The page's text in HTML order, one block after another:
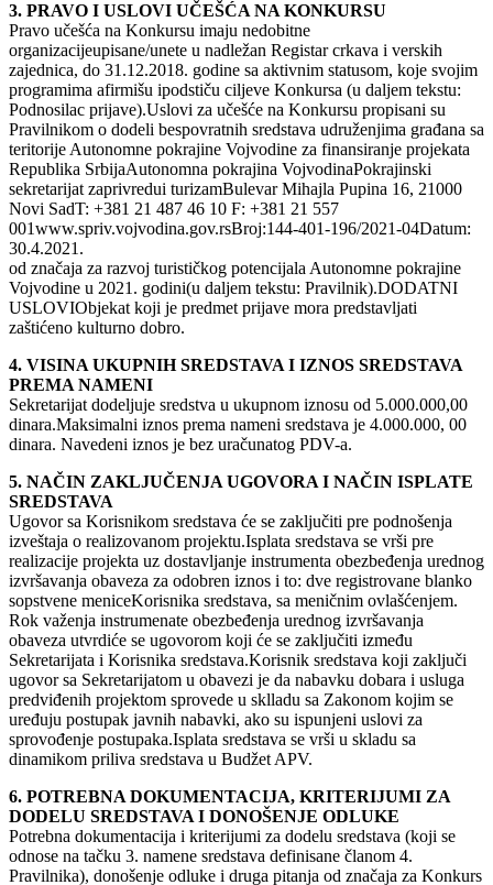
3. PRAVO I USLOVI UČEŠĆA NA KONKURSU
Pravo učešća na Konkursu imaju nedobitne
organizacijeupisane/unete u nadležan Registar crkava i verskih
zajednica, do 31.12.2018. godine sa aktivnim statusom, koje svojim
programima afirmišu ipodstiču ciljeve Konkursa (u daljem tekstu:
Podnosilac prijave).Uslovi za učešće na Konkursu propisani su
Pravilnikom o dodeli bespovratnih sredstava udruženjima građana sa
teritorije Autonomne pokrajine Vojvodine za finansiranje projekata
Republika SrbijaAutonomna pokrajina VojvodinaPokrajinski
sekretarijat zaprivredui turizamBulevar Mihajla Pupina 16, 21000
Novi SadT: +381 21 487 46 10 F: +381 21 557
001www.spriv.vojvodina.gov.rsBroj:144-401-196/2021-04Datum:
30.4.2021.
od značaja za razvoj turističkog potencijala Autonomne pokrajine
Vojvodine u 2021. godini(u daljem tekstu: Pravilnik).DODATNI
USLOVIObjekat koji je predmet prijave mora predstavljati
zaštićeno kulturno dobro.
4. VISINA UKUPNIH SREDSTAVA I IZNOS SREDSTAVA
PREMA NAMENI
Sekretarijat dodeljuje sredstva u ukupnom iznosu od 5.000.000,00
dinara.Maksimalni iznos prema nameni sredstava je 4.000.000, 00
dinara. Navedeni iznos je bez uračunatog PDV-a.
5. NAČIN ZAKLJUČENJA UGOVORA I NAČIN ISPLATE
SREDSTAVA
Ugovor sa Korisnikom sredstava će se zaključiti pre podnošenja
izveštaja o realizovanom projektu.Isplata sredstava se vrši pre
realizacije projekta uz dostavljanje instrumenta obezbeđenja urednog
izvršavanja obaveza za odobren iznos i to: dve registrovane blanko
sopstvene meniceKorisnika sredstava, sa meničnim ovlašćenjem.
Rok važenja instrumenate obezbeđenja urednog izvršavanja
obaveza utvrdiće se ugovorom koji će se zaključiti između
Sekretarijata i Korisnika sredstava.Korisnik sredstava koji zaključi
ugovor sa Sekretarijatom u obavezi je da nabavku dobara i usluga
predviđenih projektom sprovede u sklladu sa Zakonom kojim se
uređuju postupak javnih nabavki, ako su ispunjeni uslovi za
sprovođenje postupaka.Isplata sredstava se vrši u skladu sa
dinamikom priliva sredstava u Budžet APV.
6. POTREBNA DOKUMENTACIJA, KRITERIJUMI ZA
DODELU SREDSTAVA I DONOŠENJE ODLUKE
Potrebna dokumentacija i kriterijumi za dodelu sredstava (koji se
odnose na tačku 3. namene sredstava definisane članom 4.
Pravilnika), donošenje odluke i druga pitanja od značaja za Konkurs